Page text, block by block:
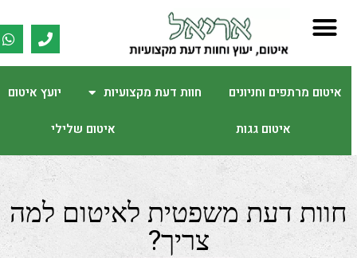
איטום מרתפים וחניונים חוות דעת מקצועיות יועץ איטום
איטום גגות איטום שלילי
חוות דעת משפטית לאיטום למה
צריך?